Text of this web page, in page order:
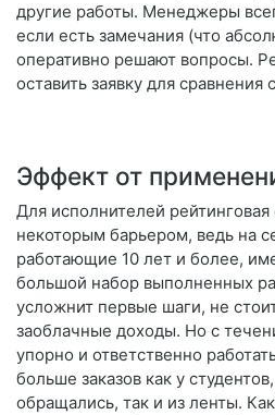
другие работы. Менеджеры
если есть замечания (что
оперативно решают вопросы.
оставить заявку для сравнения
Эффект от
Для исполнителей рейтинговая
некоторым барьером, ведь на
работающие 10 лет и более,
большой набор выполненных
усложнит первые шаги, не
заоблачные доходы. Но с
упорно и ответственно
больше заказов как у
обращались, так и из ленты.